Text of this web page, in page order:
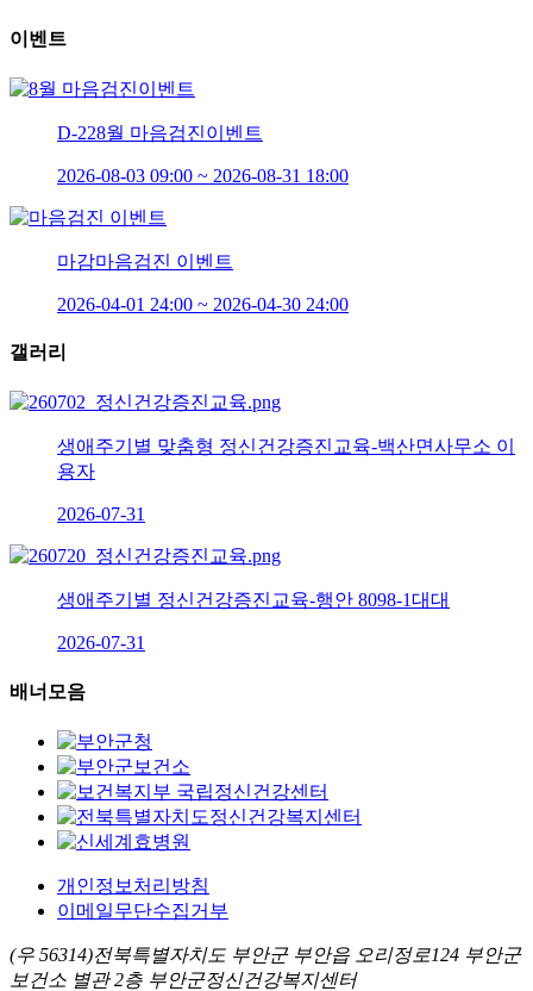
이벤트
D-228월 마음검진이벤트
2026-08-03 09:00 ~ 2026-08-31 18:00
마감마음검진 이벤트
2026-04-01 24:00 ~ 2026-04-30 24:00
갤러리
생애주기별 맞춤형 정신건강증진교육-백산면사무소 이
용자
2026-07-31
생애주기별 정신건강증진교육-행안 8098-1대대
2026-07-31
배너모음
개인정보처리방침
이메일무단수집거부
(우 56314)전북특별자치도 부안군 부안읍 오리정로124 부안군
보건소 별관 2층 부안군정신건강복지센터